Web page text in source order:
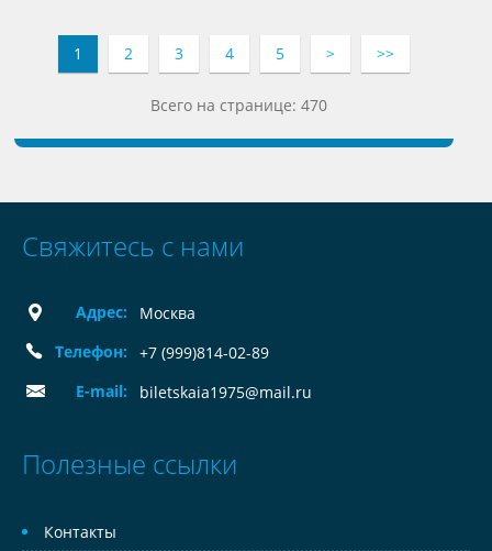
1 2 3 4 5 > >>
Всего на странице: 470
Свяжитесь с нами
Адрес:
Москва
Телефон:
+7 (999)814-02-89
E-mail:
biletskaia1975@mail.ru
Полезные ссылки
Контакты